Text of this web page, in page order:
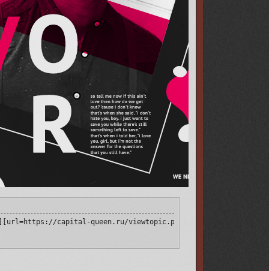
upforme.ru/uploads/001a/b2/2a/9/133895.png[/
capital-queen.ru/